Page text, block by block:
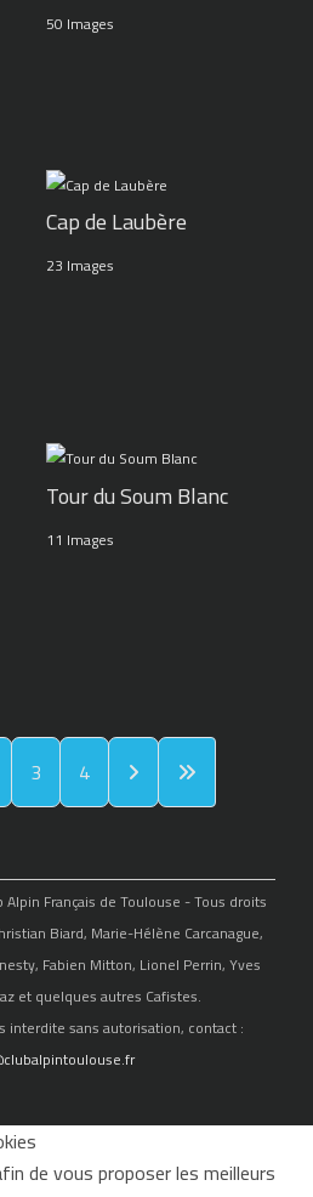
50 Images
Cap de Laubère
23 Images
Tour du Soum Blanc
11 Images
3 4
Français de Toulouse - Tous droits
Biard, Marie-Hélène Carcanague,
Fabien Mitton, Lionel Perrin, Yves
et quelques autres Cafistes.
interdite sans autorisation, contact :
de vous proposer les meilleurs